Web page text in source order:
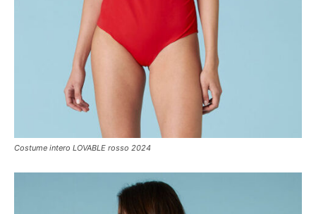
Costume intero LOVABLE rosso 2024